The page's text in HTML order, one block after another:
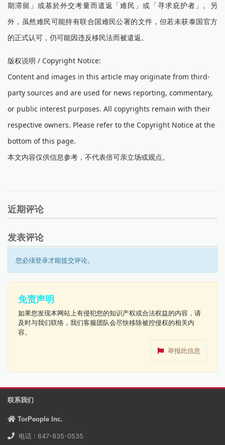
期滞留」或基於外交考量而遣返「难民」或「寻求庇护者」。另
外，虽然难民可能持有联合国难民公署的文件，但若未获泰国官方
的正式认可，仍可能因违反移民法而被遣返。
版权说明 / Copyright Notice:
Content and images in this article may originate from third-
party sources and are used for news reporting, commentary,
or public interest purposes. All copyrights remain with their
respective owners. Please refer to the Copyright Notice at the
bottom of this page.
本文内容仅供信息参考，不代表倍可亲立场或观点。
近期评论
发表评论
您必须登录才能提交评论。
免责声明
如果您发现本网站上有侵犯您的知识产权或合法权益的内容，请
及时与我们联络，我们客服团队会尽快移除被控侵权的相关内
容。
举报此信息
联系我们
TorPeople Inc.
电话 : 647-835-0535